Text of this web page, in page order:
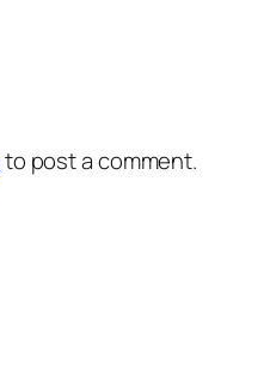
to post a comment.